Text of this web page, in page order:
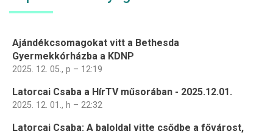
Ajándékcsomagokat vitt a Bethesda
Gyermekkórházba a KDNP
2025. 12. 05., p – 12:19
Latorcai Csaba a HírTV műsorában - 2025.12.01.
2025. 12. 01., h – 22:32
Latorcai Csaba: A baloldal vitte csődbe a fővárost,